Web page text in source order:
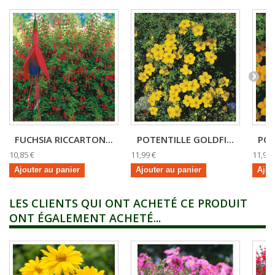
FUCHSIA RICCARTON...
10,85 €
Ajouter au panier
POTENTILLE GOLDFI...
11,99 €
Ajouter au panier
11,99
LES CLIENTS QUI ONT ACHETÉ CE PRODUIT
ONT ÉGALEMENT ACHETÉ...